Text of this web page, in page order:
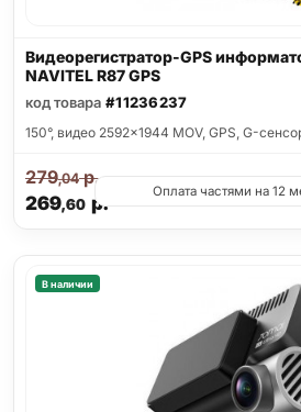
Видеорегистратор-GPS
NAVITEL R87 GPS
код товара #11236237
150°, видео 2592x1944 MOV, GPS, G-
269,60р.
279,04р.
Оплата частями на 12
В наличии